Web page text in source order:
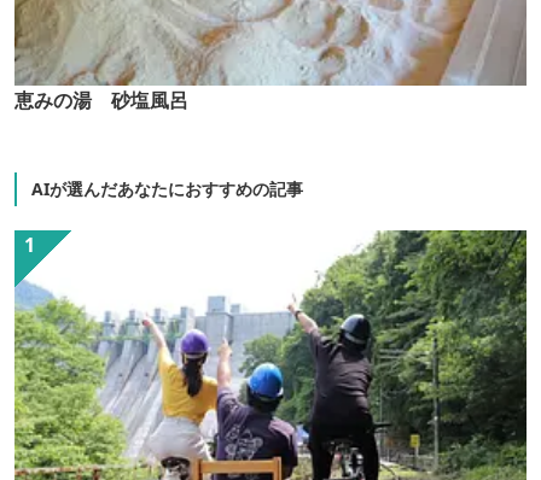
恵みの湯 砂塩風呂
AIが選んだあなたにおすすめの記事